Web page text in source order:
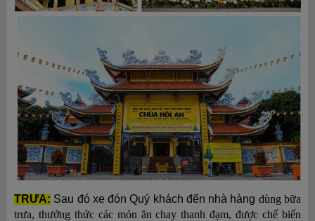
TRƯA: Sau đó xe đónQuý khách đến nhà hàng dùng bữa
trưa, thưởng thức các món ăn chay thanh đạm, được chế biến